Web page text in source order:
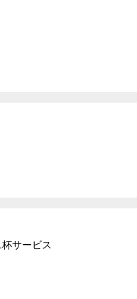
サービス